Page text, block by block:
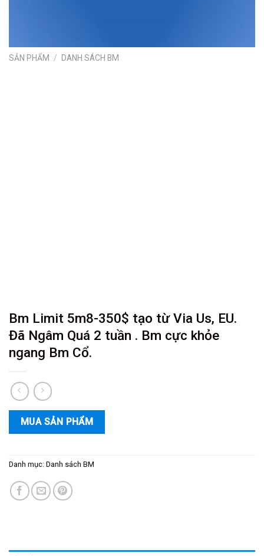
SẢN PHẨM / DANH SÁCH BM
Bm Limit 5m8-350$ tạo từ Via Us, EU.
Đã Ngâm Quá 2 tuần . Bm cực khỏe
ngang Bm Cổ.
MUA SẢN PHẨM
Danh mục: Danh sách BM